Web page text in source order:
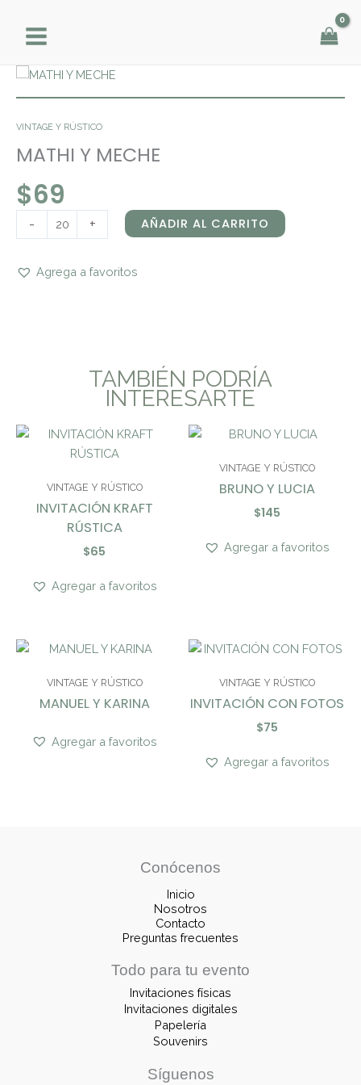
contenido
VINTAGE Y RÚSTICO
MATHI Y MECHE
$69
-
MATHI
Y
cantidad
+ AÑADIR AL CARRITO
Agrega a favoritos
TAMBIÉN PODRÍA
INTERESARTE
VINTAGE Y RÚSTICO
INVITACIÓN KRAFT
RÚSTICA
$65
Agregar a favoritos
VINTAGE Y RÚSTICO
BRUNO Y LUCIA
$145
Agregar a favoritos
VINTAGE Y RÚSTICO
MANUEL Y KARINA
Agregar a favoritos
VINTAGE Y RÚSTICO
INVITACIÓN CON FOTOS
$75
Agregar a favoritos
Conócenos
Inicio
Nosotros
Contacto
Preguntas frecuentes
Todo para tu evento
Invitaciones físicas
Invitaciones digitales
Papelería
Souvenirs
Síguenos